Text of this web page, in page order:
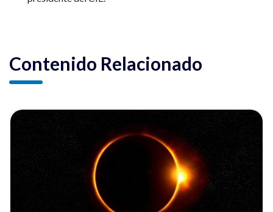
Contenido Relacionado
Ver noticia